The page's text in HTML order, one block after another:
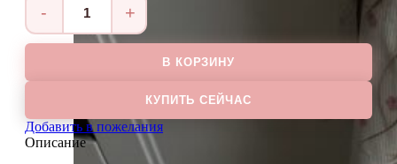
Количество
товара
Брюки
В КОРЗИНУ
КУПИТЬ СЕЙЧАС
Добавить в пожелания
Описание